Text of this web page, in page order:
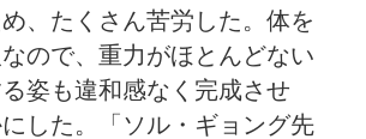
、たくさん苦労した。体を
なので、重力がほとんどない
姿も違和感なく完成させ
した。「ソル・ギョング先